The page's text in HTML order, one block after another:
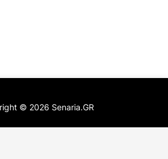
© 2026 Senaria.GR